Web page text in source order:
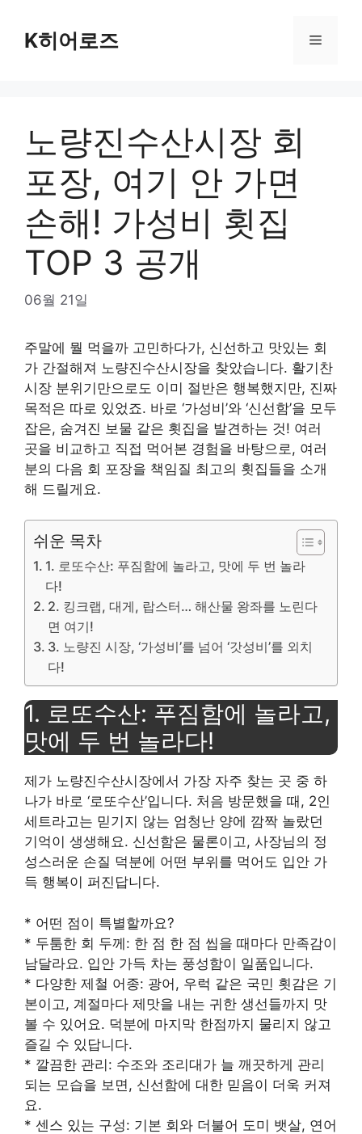
contentK히어로즈 Menu
노량진수산시장 회
포장, 여기 안 가면
손해! 가성비 횟집
TOP 3 공개
06월 21일
주말에 뭘 먹을까 고민하다가, 신선하고 맛있는 회
가 간절해져 노량진수산시장을 찾았습니다. 활기찬
시장 분위기만으로도 이미 절반은 행복했지만, 진짜
목적은 따로 있었죠. 바로 ‘가성비’와 ‘신선함’을 모두
잡은, 숨겨진 보물 같은 횟집을 발견하는 것! 여러
곳을 비교하고 직접 먹어본 경험을 바탕으로, 여러
분의 다음 회 포장을 책임질 최고의 횟집들을 소개
해 드릴게요.
쉬운 목차
1. 로또수산: 푸짐함에 놀라고, 맛에 두 번 놀라
다!
2. 킹크랩, 대게, 랍스터… 해산물 왕좌를 노린다
면 여기!
3. 노량진 시장, ‘가성비’를 넘어 ‘갓성비’를 외치
다!
1. 로또수산: 푸짐함에 놀라고,
맛에 두 번 놀라다!
제가 노량진수산시장에서 가장 자주 찾는 곳 중 하
나가 바로 ‘로또수산’입니다. 처음 방문했을 때, 2인
세트라고는 믿기지 않는 엄청난 양에 깜짝 놀랐던
기억이 생생해요. 신선함은 물론이고, 사장님의 정
성스러운 손질 덕분에 어떤 부위를 먹어도 입안 가
득 행복이 퍼진답니다.
* 어떤 점이 특별할까요?
* 두툼한 회 두께: 한 점 한 점 씹을 때마다 만족감이
남달라요. 입안 가득 차는 풍성함이 일품입니다.
* 다양한 제철 어종: 광어, 우럭 같은 국민 횟감은 기
본이고, 계절마다 제맛을 내는 귀한 생선들까지 맛
볼 수 있어요. 덕분에 마지막 한점까지 물리지 않고
즐길 수 있답니다.
* 깔끔한 관리: 수조와 조리대가 늘 깨끗하게 관리
되는 모습을 보면, 신선함에 대한 믿음이 더욱 커져
요.
* 센스 있는 구성: 기본 회와 더불어 도미 뱃살, 연어